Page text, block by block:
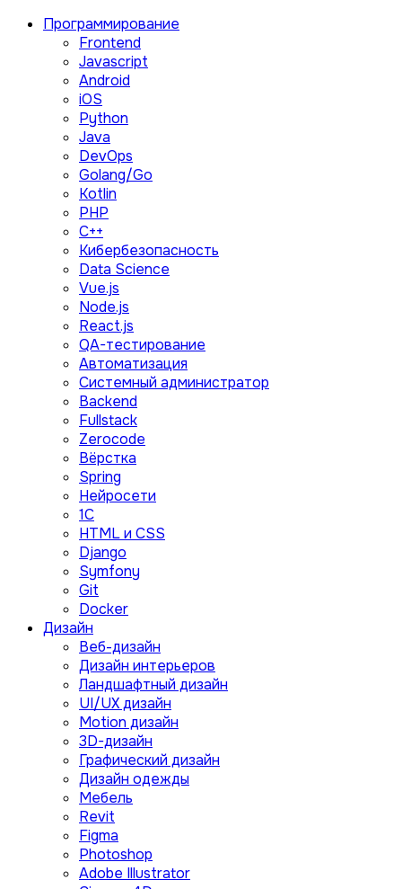
Программирование
Frontend
Javascript
Android
iOS
Python
Java
DevOps
Golang/Go
Kotlin
PHP
C++
Кибербезопасность
Data Science
Vue.js
Node.js
React.js
QA-тестирование
Автоматизация
Системный администратор
Backend
Fullstack
Zerocode
Вёрстка
Spring
Нейросети
1C
HTML и CSS
Django
Symfony
Git
Docker
Дизайн
Веб-дизайн
Дизайн интерьеров
Ландшафтный дизайн
UI/UX дизайн
Motion дизайн
3D-дизайн
Графический дизайн
Дизайн одежды
Мебель
Revit
Figma
Photoshop
Adobe Illustrator